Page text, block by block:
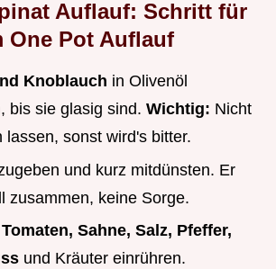
Auflauf: Schritt für
One Pot Auflauf
Knoblauch in Olivenöl
bis sie glasig sind. Wichtig: Nicht
lassen, sonst wird's bitter.
und kurz mitdünsten. Er
zusammen, keine Sorge.
Sahne, Salz, Pfeffer,
und Kräuter einrühren.